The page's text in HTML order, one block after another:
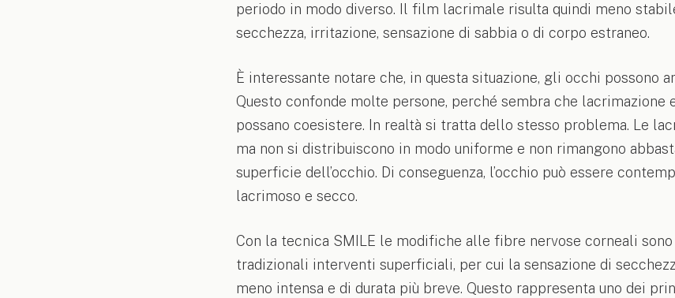
periodo in modo diverso. Il film lacrimale risulta quindi meno
secchezza, irritazione, sensazione di sabbia o di corpo estraneo.
È interessante notare che, in questa situazione, gli occhi possono
Questo confonde molte persone, perché sembra che lacrimazione
possano coesistere. In realtà si tratta dello stesso problema. Le
ma non si distribuiscono in modo uniforme e non rimangono
superficie dell’occhio. Di conseguenza, l’occhio può essere
lacrimoso e secco.
Con la tecnica SMILE le modifiche alle fibre nervose corneali
tradizionali interventi superficiali, per cui la sensazione di
meno intensa e di durata più breve. Questo rappresenta uno dei